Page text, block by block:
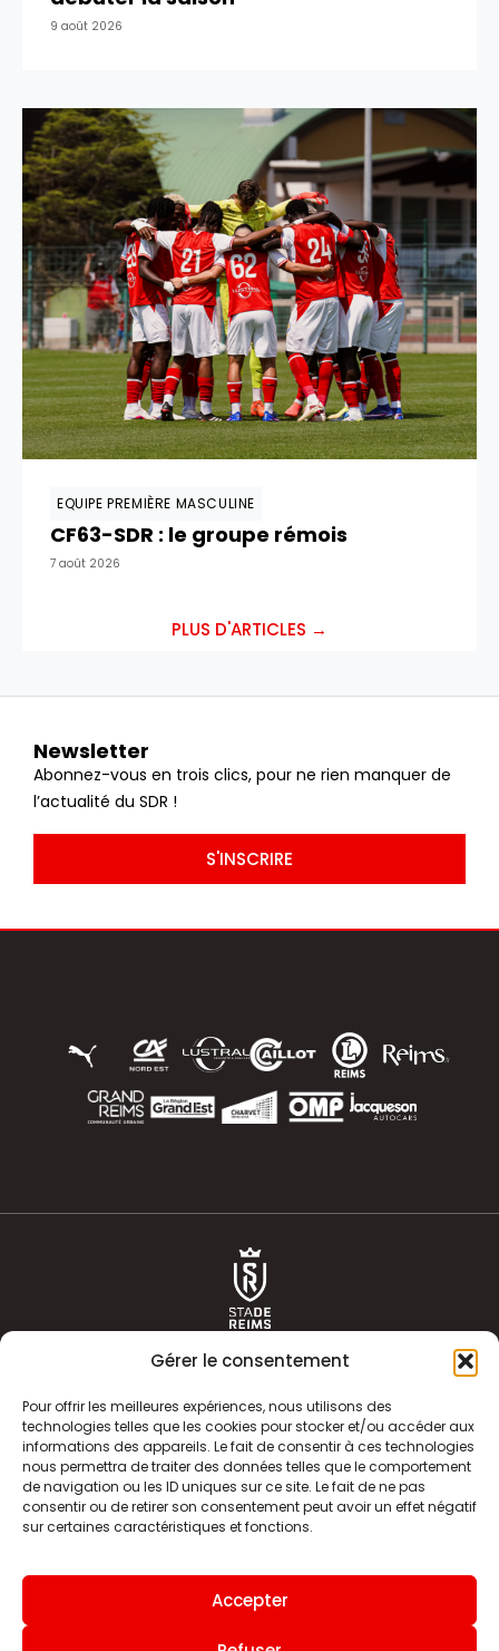
Gérer le consentement
Pour offrir les meilleures expériences, nous utilisons des
technologies telles que les cookies pour stocker et/ou accéder aux
informations des appareils. Le fait de consentir à ces technologies
nous permettra de traiter des données telles que le comportement
de navigation ou les ID uniques sur ce site. Le fait de ne pas
consentir ou de retirer son consentement peut avoir un effet négatif
sur certaines caractéristiques et fonctions.
Accepter
9 août 2026
EQUIPE PREMIÈRE MASCULINE
CF63-SDR : le groupe rémois
7 août 2026
PLUS D'ARTICLES →
Newsletter
Abonnez-vous en trois clics, pour ne rien manquer de
l’actualité du SDR !
S'INSCRIRE
ACTUALITÉS
CLUB
BOUTIQUE
HISTOIRE
ÉQUIPE PREMIERE
INFOS ET CONTACT